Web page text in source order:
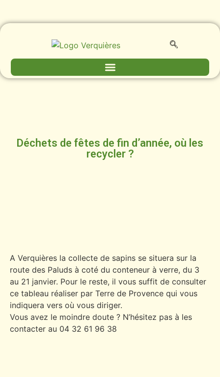
Déchets de fêtes de fin d’année, où les
recycler ?
A Verquières la collecte de sapins se situera sur la
route des Paluds à coté du conteneur à verre, du 3
au 21 janvier. Pour le reste, il vous suffit de consulter
ce tableau réaliser par Terre de Provence qui vous
indiquera vers où vous diriger.
Vous avez le moindre doute ? N’hésitez pas à les
contacter au 04 32 61 96 38